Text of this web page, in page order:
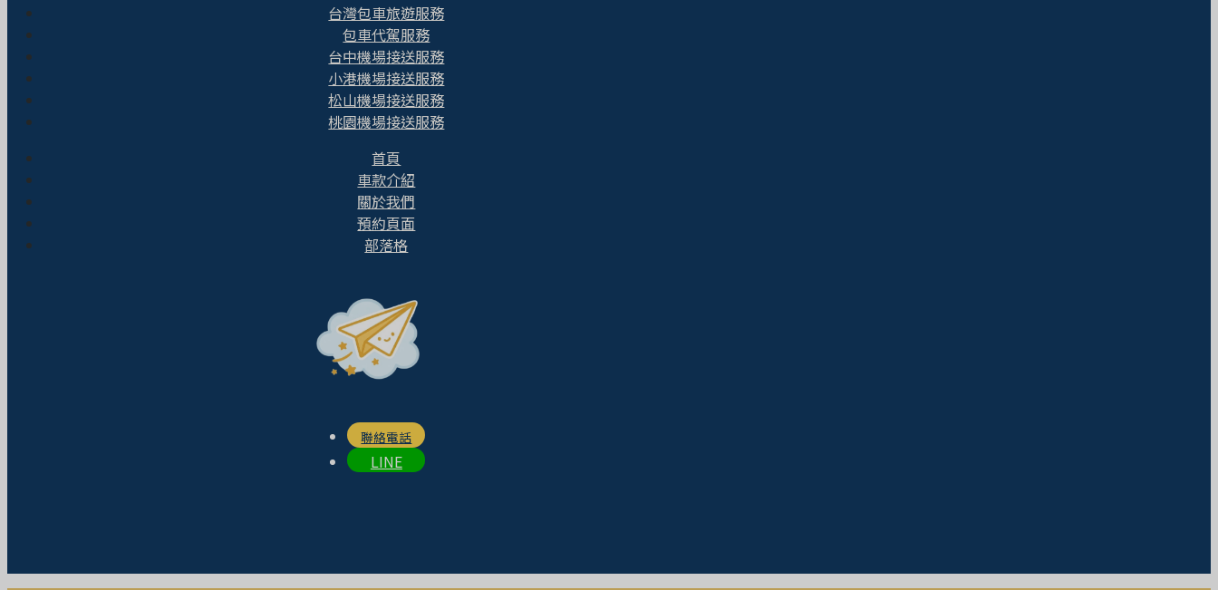
台灣包車旅遊服務
包車代駕服務
台中機場接送服務
小港機場接送服務
松山機場接送服務
桃園機場接送服務
首頁
車款介紹
關於我們
預約頁面
部落格
聯絡電話
LINE